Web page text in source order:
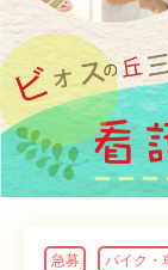
急募 バイク・